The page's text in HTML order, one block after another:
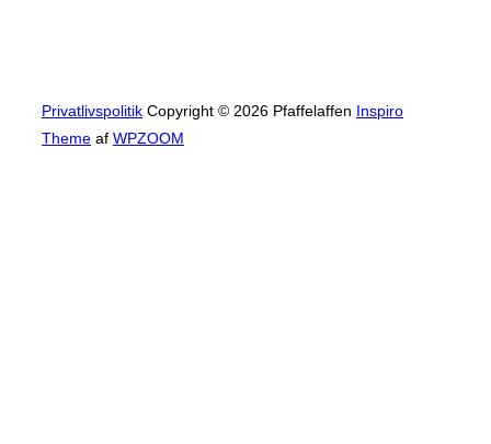
Privatlivspolitik Copyright © 2026 Pfaffelaffen Inspiro
Theme af WPZOOM